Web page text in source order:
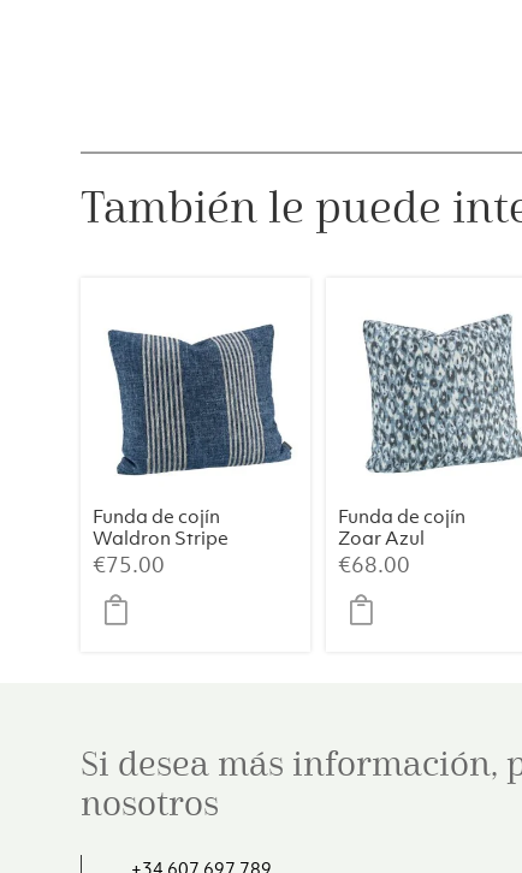
También le puede
Funda de cojín
Waldron Stripe
Midnight
€75.00
Funda de cojín
Zoar Azul
€68.00
Si desea más información,
nosotros